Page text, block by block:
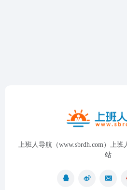
上班人导航（www.sbrdh.com）上
站